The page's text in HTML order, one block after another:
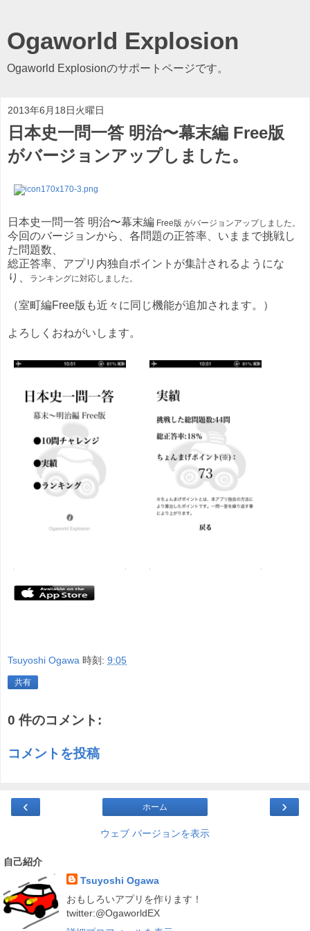
Ogaworld Explosion
Ogaworld Explosionのサポートページです。
2013年6月18日火曜日
日本史一問一答 明治〜幕末編 Free版
がバージョンアップしました。
日本史一問一答 明治〜幕末編 Free版 がバージョンアップしました。
今回のバージョンから、各問題の正答率、いままで挑戦し
た問題数、
総正答率、アプリ内独自ポイントが集計されるようにな
り、
ランキングに対応しました。
（室町編Free版も近々に同じ機能が追加されます。）
よろしくおねがいします。
Tsuyoshi Ogawa 時刻: 9:05
共有
0 件のコメント:
コメントを投稿
‹ ›
ホーム
ウェブ バージョンを表示
自己紹介
Tsuyoshi Ogawa
おもしろいアプリを作ります！
twitter:@OgaworldEX